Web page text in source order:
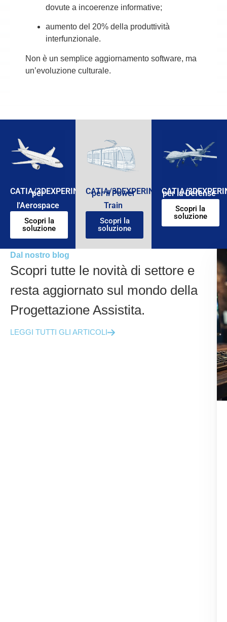
dovute a incoerenze informative;
aumento del 20% della produttività
interfunzionale.
Non è un semplice aggiornamento software, ma
un’evoluzione culturale.
CATIA/3DEXPERINCE
per
l'Aerospace
Scopri la
soluzione
CATIA/3DEXPERINCE
per il Power
Train
Scopri la
soluzione
CATIA/
per la Defense
Scopri la
soluzione
Dal nostro blog
Scopri tutte le novità di settore e
resta aggiornato sul mondo della
Progettazione Assistita.
LEGGI TUTTI GLI ARTICOLI